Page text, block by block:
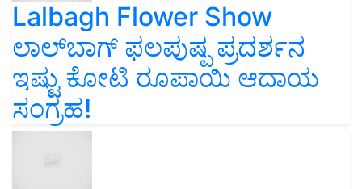
Lalbagh Flower Show
ಲಾಲ್‌ಬಾಗ್ ಫಲಪುಷ್ಪ ಪ್ರದರ್ಶನ
ಇಷ್ಟು ಕೋಟಿ ರೂಪಾಯಿ ಆದಾಯ
ಸಂಗ್ರಹ!